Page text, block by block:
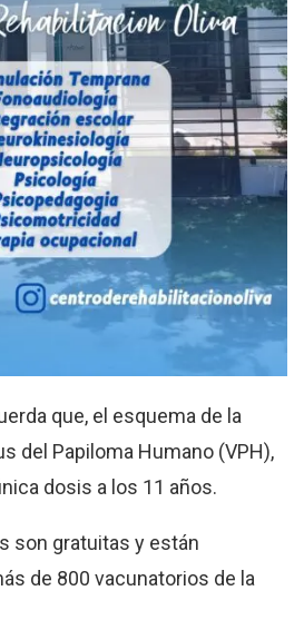
que, el esquema de la
del Papiloma Humano (VPH),
dosis a los 11 años.
son gratuitas y están
de 800 vacunatorios de la